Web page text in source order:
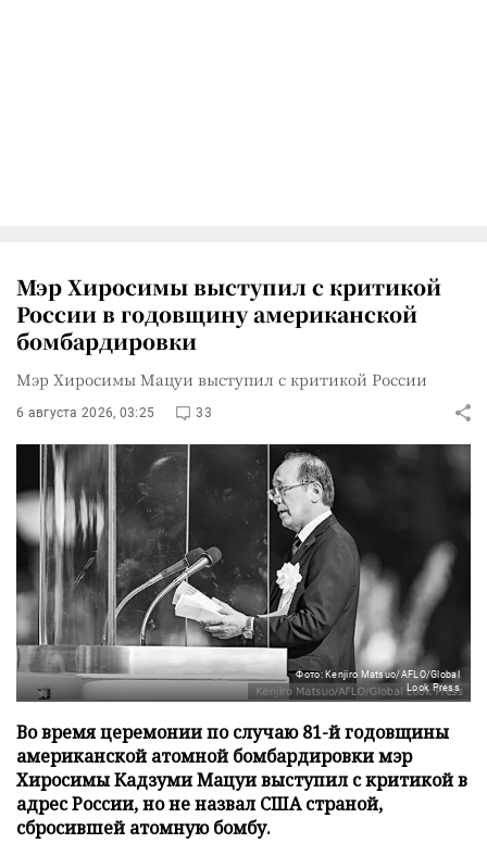
Мэр Хиросимы выступил с критикой
России в годовщину американской
бомбардировки
Мэр Хиросимы Мацуи выступил с критикой России
6 августа 2026, 03:25 33
Фото: Kenjiro Matsuo/AFLO/Global
Look Press
Во время церемонии по случаю 81-й годовщины
американской атомной бомбардировки мэр
Хиросимы Кадзуми Мацуи выступил с критикой в
адрес России, но не назвал США страной,
сбросившей атомную бомбу.